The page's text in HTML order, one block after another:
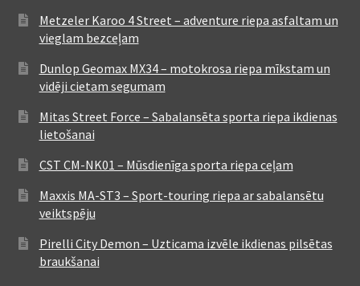
Metzeler Karoo 4 Street – adventure riepa asfaltam un
vieglam bezceļam
Dunlop Geomax MX34 – motokrosa riepa mīkstam un
vidēji cietam segumam
Mitas Street Force – Sabalansēta sporta riepa ikdienas
lietošanai
CST CM-NK01 – Mūsdienīga sporta riepa ceļam
Maxxis MA-ST3 – Sport-touring riepa ar sabalansētu
veiktspēju
Pirelli City Demon – Uzticama izvēle ikdienas pilsētas
braukšanai